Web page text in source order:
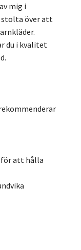
mig i
stolta över att
du i kvalitet
att hålla